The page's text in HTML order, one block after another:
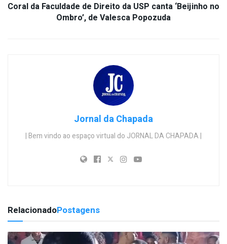
Coral da Faculdade de Direito da USP canta ‘Beijinho no
Ombro’, de Valesca Popozuda
Jornal da Chapada
| Bem vindo ao espaço virtual do JORNAL DA CHAPADA |
RelacionadoPostagens